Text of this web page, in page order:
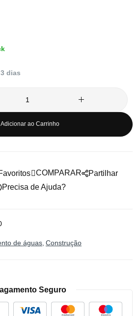
dias
Adicionar ao Carrinho
COMPARAR
Precisa de Ajuda?
Partilhar
de águas Construção
Seguro